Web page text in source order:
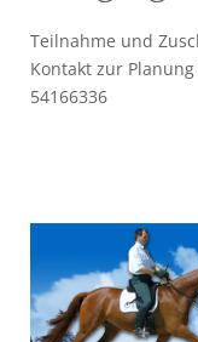
Teilnahme und
Kontakt zur
54166336